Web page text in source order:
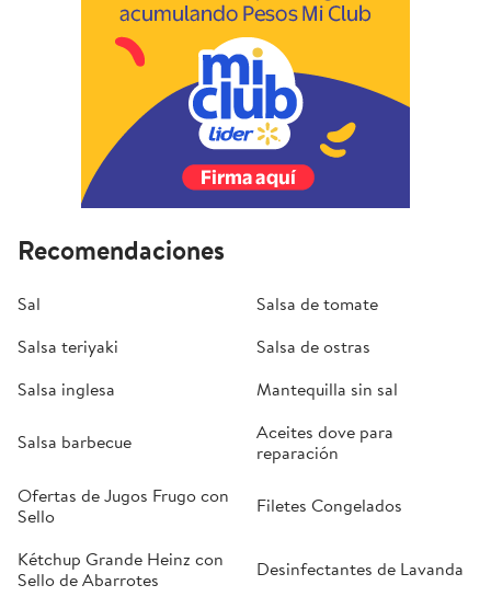
Recomendaciones
Sal
Salsa de tomate
Salsa teriyaki
Salsa de ostras
Salsa inglesa
Mantequilla sin sal
Salsa barbecue
Aceites dove para
reparación
Ofertas de Jugos Frugo con
Sello
Filetes Congelados
Kétchup Grande Heinz con
Sello de Abarrotes
Desinfectantes de Lavanda